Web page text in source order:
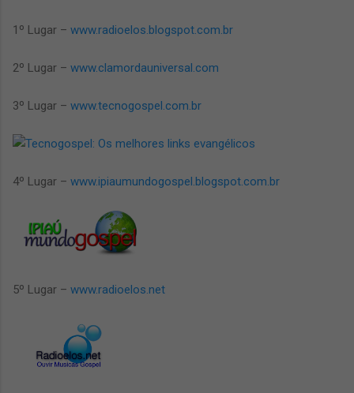
1º Lugar – www.radioelos.blogspot.com.br
2º Lugar – www.clamordauniversal.com
3º Lugar – www.tecnogospel.com.br
4º Lugar – www.ipiaumundogospel.blogspot.com.br
5º Lugar – www.radioelos.net